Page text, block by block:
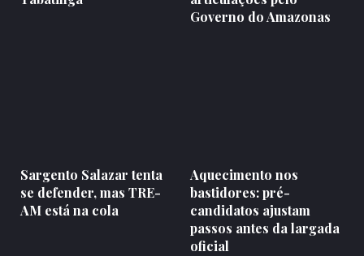
Governo do Amazonas
Sargento Salazar tenta
se defender, mas TRE-
AM está na cola
Aquecimento nos
bastidores: pré-
candidatos ajustam
passos antes da largada
oficial